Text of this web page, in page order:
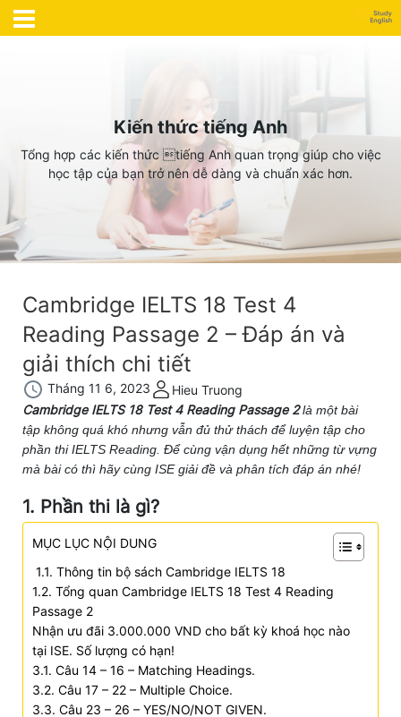
Kiến thức tiếng Anh
Tổng hợp các kiến thức tiếng Anh quan trọng giúp cho việc
học tập của bạn trở nên dễ dàng và chuẩn xác hơn.
Cambridge IELTS 18 Test 4
Reading Passage 2 – Đáp án và
giải thích chi tiết
Tháng 11 6, 2023
Hieu Truong
Cambridge IELTS 18 Test 4 Reading Passage 2là một bài
tập không quá khó nhưng vẫn đủ thử thách để luyện tập cho
phần thi IELTS Reading. Để cùng vận dụng hết những từ vựng
mà bài có thì hãy cùng ISE giải đề và phân tích đáp án nhé!
1. Phần thi là gì?
MỤC LỤC NỘI DUNG
1.1. Thông tin bộ sách Cambridge IELTS 18
1.2. Tổng quan Cambridge IELTS 18 Test 4 Reading
Passage 2
Nhận ưu đãi 3.000.000 VND cho bất kỳ khoá học nào
tại ISE. Số lượng có hạn!
3.1. Câu 14 – 16 – Matching Headings.
3.2. Câu 17 – 22 – Multiple Choice.
3.3. Câu 23 – 26 – YES/NO/NOT GIVEN.